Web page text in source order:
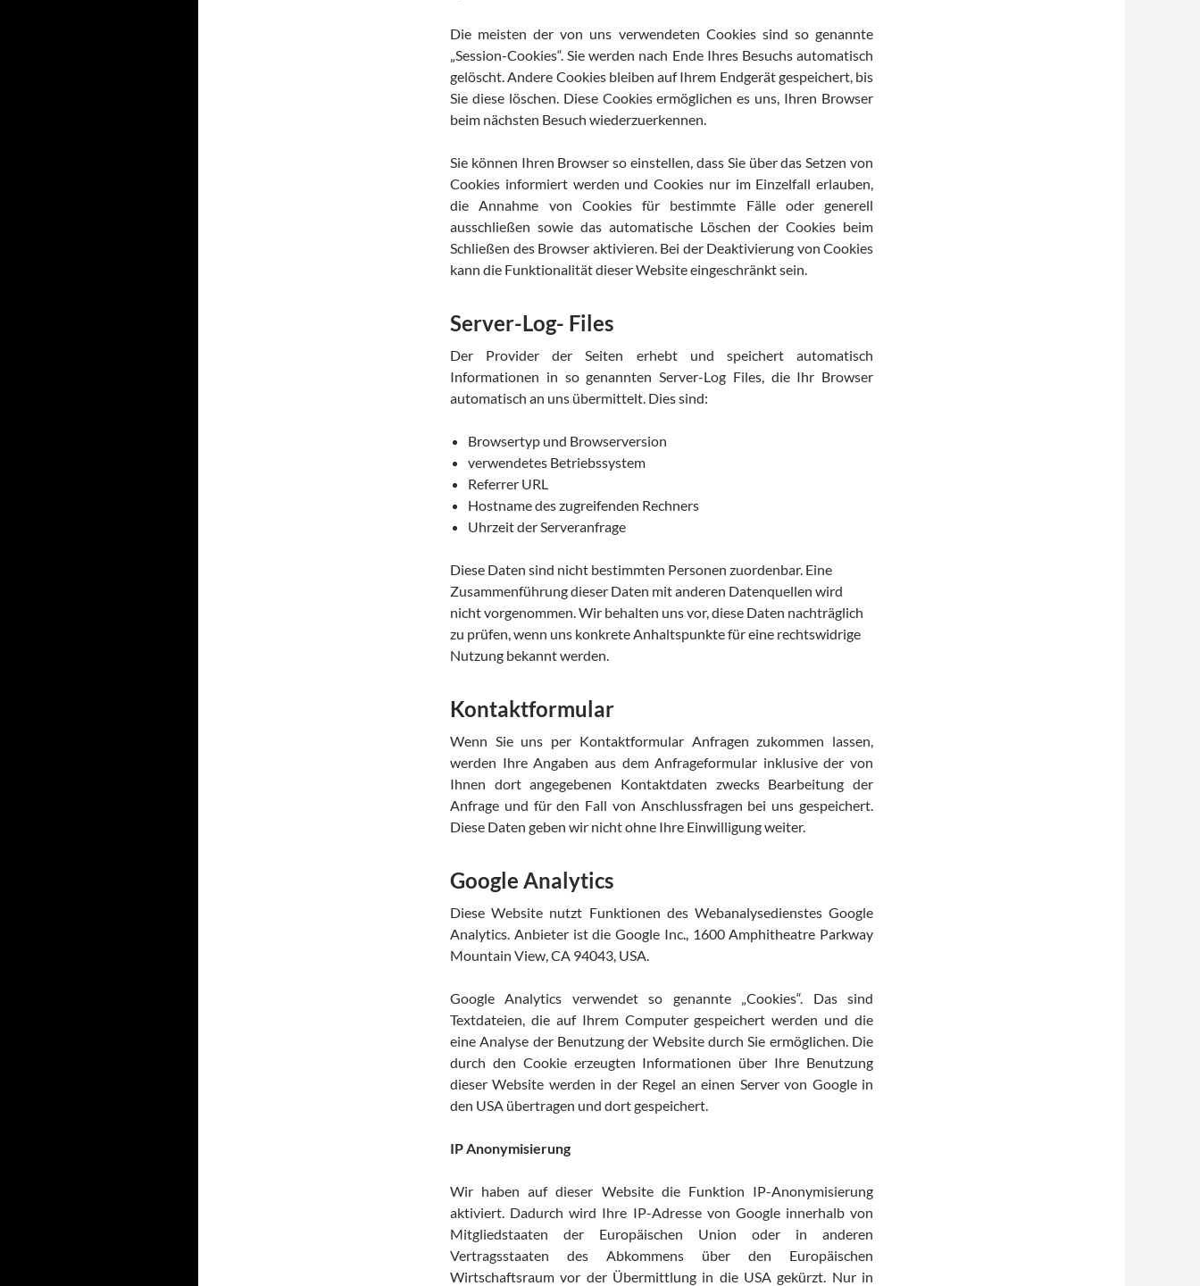
Die meisten der von uns verwendeten Cookies sind so genannte
„Session-Cookies“. Sie werden nach Ende Ihres Besuchs automatisch
gelöscht. Andere Cookies bleiben auf Ihrem Endgerät gespeichert, bis
Sie diese löschen. Diese Cookies ermöglichen es uns, Ihren Browser
beim nächsten Besuch wiederzuerkennen.
Sie können Ihren Browser so einstellen, dass Sie über das Setzen von
Cookies informiert werden und Cookies nur im Einzelfall erlauben,
die Annahme von Cookies für bestimmte Fälle oder generell
ausschließen sowie das automatische Löschen der Cookies beim
Schließen des Browser aktivieren. Bei der Deaktivierung von Cookies
kann die Funktionalität dieser Website eingeschränkt sein.
Server-Log- Files
Der Provider der Seiten erhebt und speichert automatisch
Informationen in so genannten Server-Log Files, die Ihr Browser
automatisch an uns übermittelt. Dies sind:
Browsertyp und Browserversion
verwendetes Betriebssystem
Referrer URL
Hostname des zugreifenden Rechners
Uhrzeit der Serveranfrage
Diese Daten sind nicht bestimmten Personen zuordenbar. Eine
Zusammenführung dieser Daten mit anderen Datenquellen wird
nicht vorgenommen. Wir behalten uns vor, diese Daten nachträglich
zu prüfen, wenn uns konkrete Anhaltspunkte für eine rechtswidrige
Nutzung bekannt werden.
Kontaktformular
Wenn Sie uns per Kontaktformular Anfragen zukommen lassen,
werden Ihre Angaben aus dem Anfrageformular inklusive der von
Ihnen dort angegebenen Kontaktdaten zwecks Bearbeitung der
Anfrage und für den Fall von Anschlussfragen bei uns gespeichert.
Diese Daten geben wir nicht ohne Ihre Einwilligung weiter.
Google Analytics
Diese Website nutzt Funktionen des Webanalysedienstes Google
Analytics. Anbieter ist die Google Inc., 1600 Amphitheatre Parkway
Mountain View, CA 94043, USA.
Google Analytics verwendet so genannte „Cookies“. Das sind
Textdateien, die auf Ihrem Computer gespeichert werden und die
eine Analyse der Benutzung der Website durch Sie ermöglichen. Die
durch den Cookie erzeugten Informationen über Ihre Benutzung
dieser Website werden in der Regel an einen Server von Google in
den USA übertragen und dort gespeichert.
IP Anonymisierung
Wir haben auf dieser Website die Funktion IP-Anonymisierung
aktiviert. Dadurch wird Ihre IP-Adresse von Google innerhalb von
Mitgliedstaaten der Europäischen Union oder in anderen
Vertragsstaaten des Abkommens über den Europäischen
Wirtschaftsraum vor der Übermittlung in die USA gekürzt. Nur in